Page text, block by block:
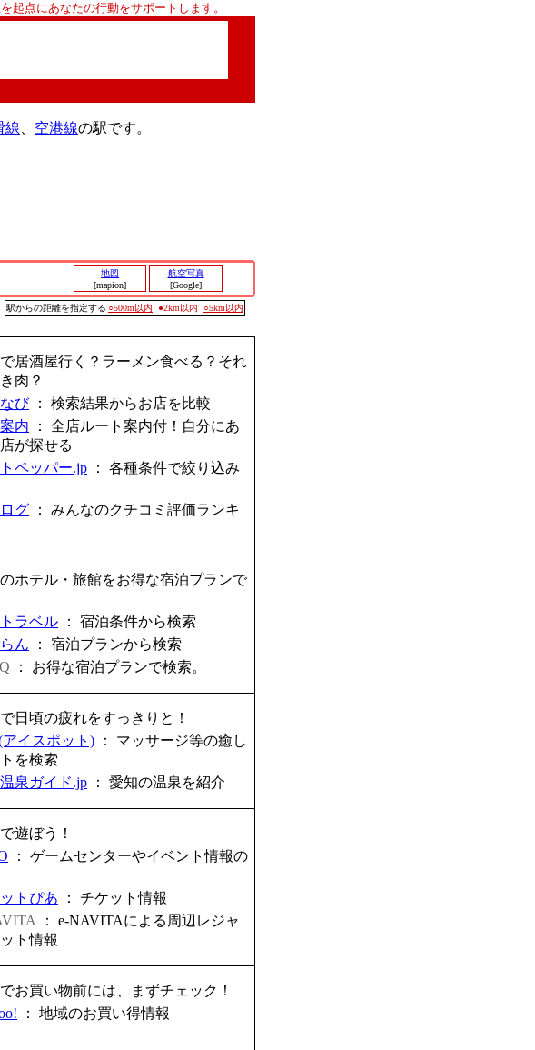
起点にあなたの行動をサポートします。
線 空港線の駅です。
地図
[mapion]
航空写真
[Google]
駅からの距離を指定する ○500m以内 ●2km以内 ○5km以内
居酒屋行く？ラーメン食べる？それ
肉？
び： 検索結果からお店を比較
内 ： 全店ルート案内付！自分にあ
が探せる
ペッパー.jp ： 各種条件で絞り込み
グ ： みんなのクチコミ評価ランキ
ホテル・旅館をお得な宿泊プランで
ラベル ： 宿泊条件から検索
ん ： 宿泊プランから検索
： お得な宿泊プランで検索。
日頃の疲れをすっきりと！
アイスポット) ： マッサージ等の癒し
を検索
泉ガイド.jp ： 愛知の温泉を紹介
遊ぼう！
： ゲームセンターやイベント情報の
トぴあ ： チケット情報
： e-NAVITAによる周辺レジャ
ト情報
お買い物前には、まずチェック！
： 地域のお買い得情報